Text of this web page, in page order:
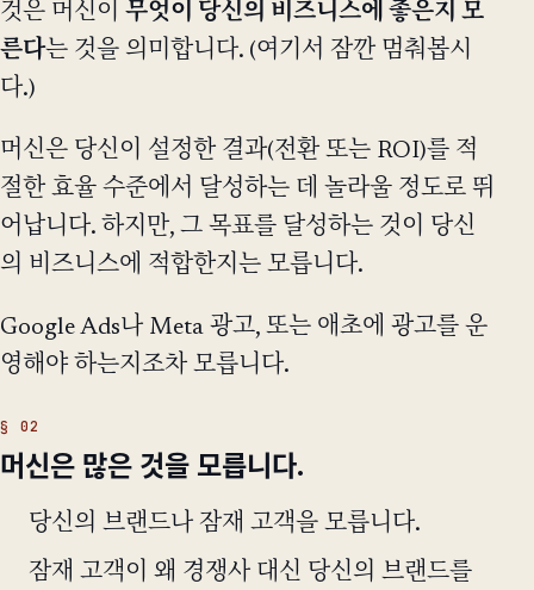
것은 머신이 무엇이 당신의 비즈니스에 좋은지 모
른다는 것을 의미합니다. (여기서 잠깐 멈춰봅시
다.)
머신은 당신이 설정한 결과(전환 또는 ROI)를 적
절한 효율 수준에서 달성하는 데 놀라울 정도로 뛰
어납니다. 하지만, 그 목표를 달성하는 것이 당신
의 비즈니스에 적합한지는 모릅니다.
Google Ads나 Meta 광고, 또는 애초에 광고를 운
영해야 하는지조차 모릅니다.
머신은 많은 것을 모릅니다.
당신의 브랜드나 잠재 고객을 모릅니다.
잠재 고객이 왜 경쟁사 대신 당신의 브랜드를